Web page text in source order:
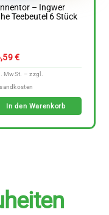
– Ingwer
Teebeutel 6 Stück
€
In den Warenkorb